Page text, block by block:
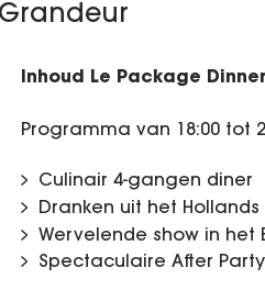
Inhoud Le Package
Programma van 18:00 tot
Culinair 4-gangen diner
Dranken uit het
Wervelende show in het
Spectaculaire After